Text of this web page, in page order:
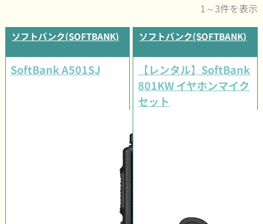
1～3件を表示
ソフトバンク(SOFTBANK)
SoftBank A501SJ
ソフトバンク(SOFTBANK)
【レンタル】SoftBank
801KW イヤホンマイク
セット